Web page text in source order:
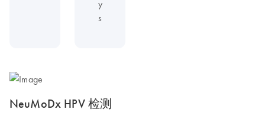
y
s
NeuMoDx HPV 检测